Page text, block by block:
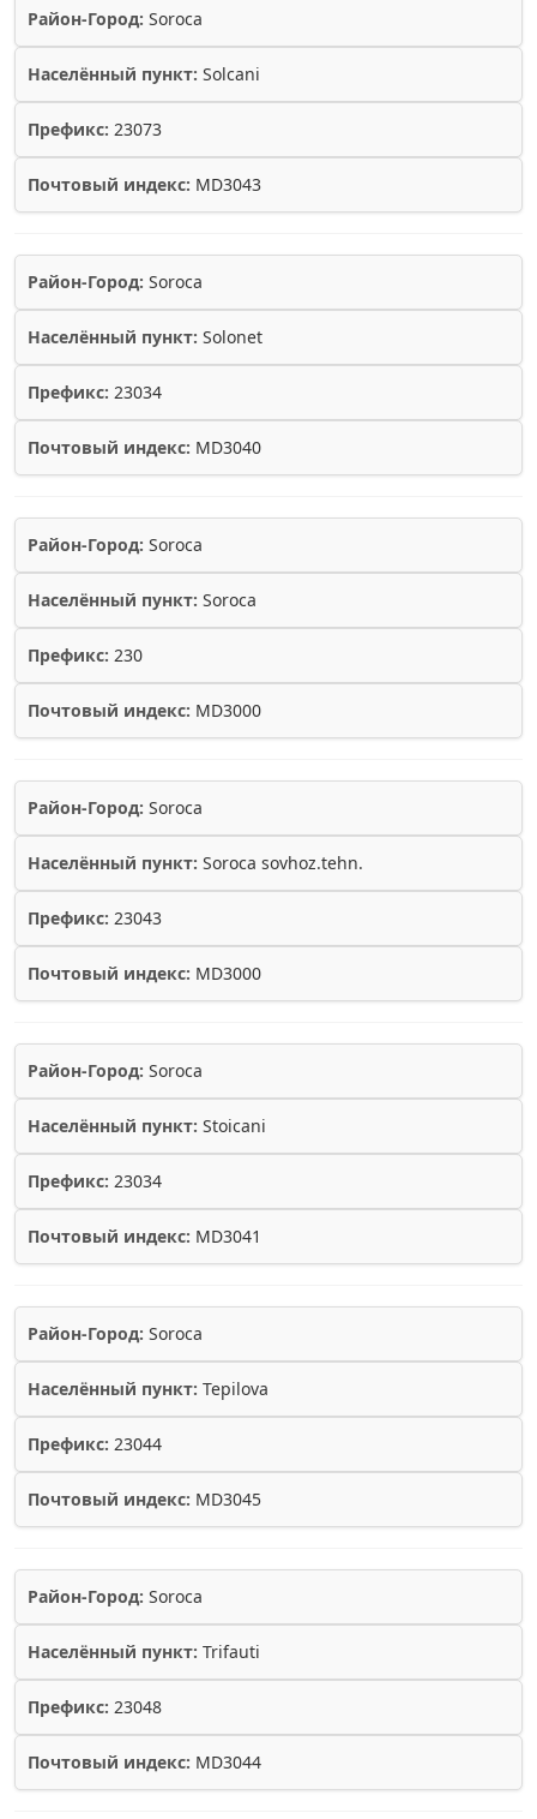
Район-Город: Soroca
Населённый пункт: Solcani
Префикс: 23073
Почтовый индекс: MD3043
Район-Город: Soroca
Населённый пункт: Solonet
Префикс: 23034
Почтовый индекс: MD3040
Район-Город: Soroca
Населённый пункт: Soroca
Префикс: 230
Почтовый индекс: MD3000
Район-Город: Soroca
Населённый пункт: Soroca sovhoz.tehn.
Префикс: 23043
Почтовый индекс: MD3000
Район-Город: Soroca
Населённый пункт: Stoicani
Префикс: 23034
Почтовый индекс: MD3041
Район-Город: Soroca
Населённый пункт: Tepilova
Префикс: 23044
Почтовый индекс: MD3045
Район-Город: Soroca
Населённый пункт: Trifauti
Префикс: 23048
Почтовый индекс: MD3044